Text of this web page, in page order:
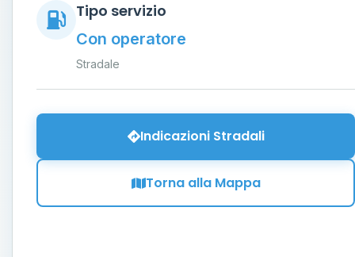
Tipo servizio
Con operatore
Stradale
Indicazioni Stradali
Torna alla Mappa